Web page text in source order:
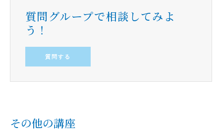
質問グループで相談してみよ
う！
質問する
その他の講座